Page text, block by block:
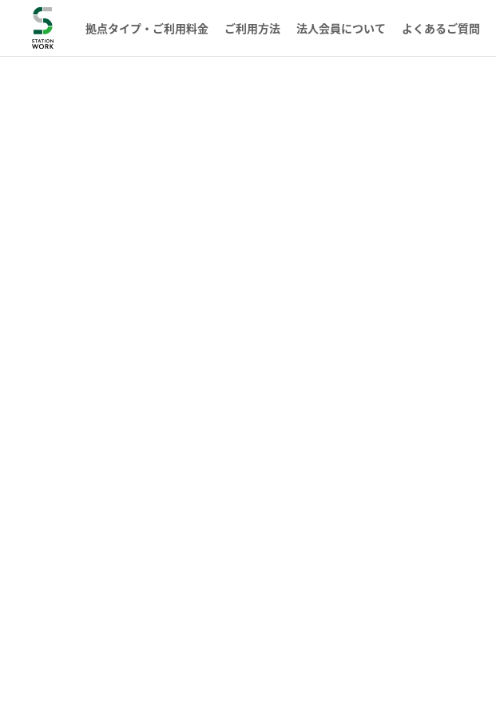
拠点タイプ・ご利用料金 ご利用方法 法人会員について よくあるご質問